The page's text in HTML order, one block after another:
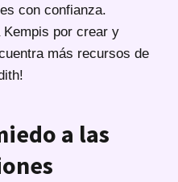
con confianza.
por crear y
más recursos de
a las